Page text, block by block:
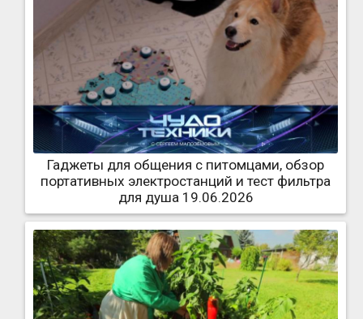
Гаджеты для общения с питомцами, обзор
портативных электростанций и тест фильтра
для душа 19.06.2026